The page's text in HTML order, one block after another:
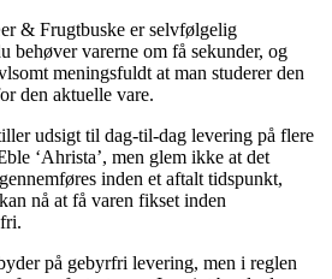
& Frugtbuske er selvfølgelig
behøver varerne om få sekunder, og
meningsfuldt at man studerer den
den aktuelle vare.
udsigt til dag-til-dag levering på flere
‘Ahrista’, men glem ikke at det
inden et aftalt tidspunkt,
nå at få varen fikset inden
på gebyrfri levering, men i reglen